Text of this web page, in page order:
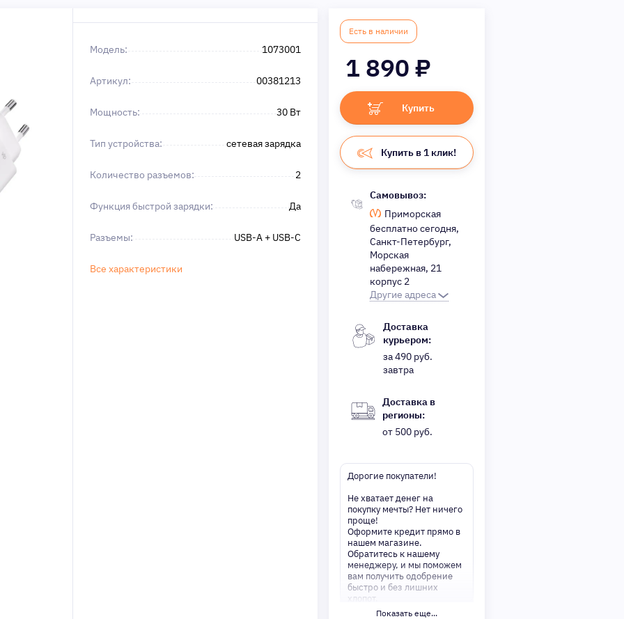
Модель: 1073001
Артикул: 00381213
Мощность: 30 Вт
Тип устройства: сетевая зарядка
Количество разъемов: 2
Функция быстрой зарядки: Да
Разъемы: USB-A + USB-C
Все характеристики
Есть в наличии
1 890₽
Купить
Купить в 1 клик!
Самовывоз:
Приморская
бесплатно сегодня,
Санкт-Петербург,
Морская
набережная, 21
корпус 2
Другие адреса
Доставка
курьером:
за 490 руб.
завтра
Доставка в
регионы:
от 500 руб.
Дорогие покупатели!
Не хватает денег на
покупку мечты? Нет ничего
проще!
Оформите кредит прямо в
нашем магазине.
Обратитесь к нашему
менеджеру, и мы поможем
вам получить одобрение
быстро и без лишних
хлопот.
Показать еще...